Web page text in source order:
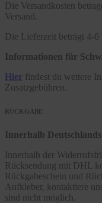
Die Versandkosten
Versand.
Die Lieferzeit beträgt 4-6
Informationen für
Hier findest du weitere
Zusatzgebühren.
RÜCKGABE
Innerhalb Deutschlands
Innerhalb der
Rücksendung mit DHL
Rückgabeschein und
Aufkleber, kontaktiere
sind nicht möglich.